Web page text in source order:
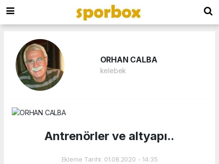
ORHAN CALBA
kelebek
Antrenörler ve altyapı..
Ekleme Tarihi: 01.08.2020 - 14:35